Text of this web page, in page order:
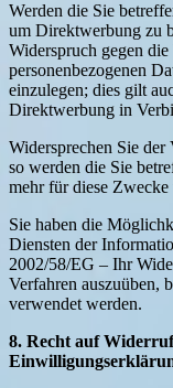
Werden die Sie
um Direktwerbung zu
Widerspruch gegen
personenbezogenen
einzulegen; dies gilt
Direktwerbung in
Widersprechen Sie
so werden die Sie
mehr für diese Zwecke
Sie haben die
Diensten der
2002/58/EG – Ihr
Verfahren auszuüben,
verwendet werden.
8. Recht auf